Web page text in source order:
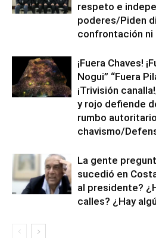
respeto e
poderes/Piden
confrontación ni
¡Fuera Chaves!
Nogui” “Fuera
¡Trivisión
y rojo defiende
rumbo
chavismo/
La gente
sucedió en
al presidente?
calles? ¿Hay